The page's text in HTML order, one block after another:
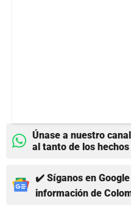
Únase a nuestro
al tanto de los
✔️ Síganos en
información de